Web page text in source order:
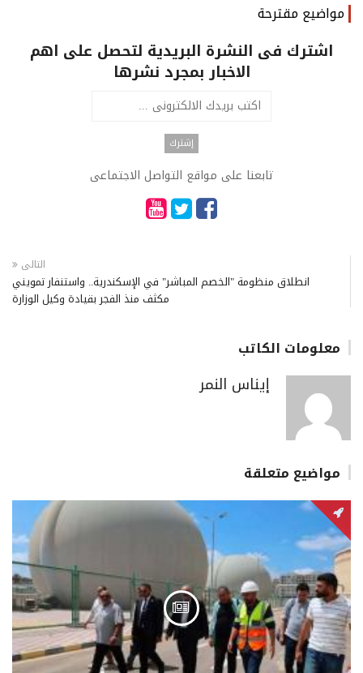
مواضيع مقترحة
اشترك فى النشرة البريدية لتحصل على اهم
الاخبار بمجرد نشرها
تابعنا على مواقع التواصل الاجتماعى
التالى
انطلاق منظومة "الخصم المباشر" في الإسكندرية.. واستنفار تمويني
مكثف منذ الفجر بقيادة وكيل الوزارة
معلومات الكاتب
إيناس النمر
مواضيع متعلقة